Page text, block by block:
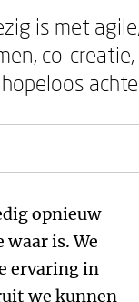
is met
co-
opnieuw
is. We
ervaring in
we kunnen